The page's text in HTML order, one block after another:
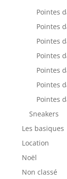
Pointes
Pointes
Pointes
Pointes
Pointes
Pointes
Pointes
Sneakers
Les basiques
Location
Noël
Non classé